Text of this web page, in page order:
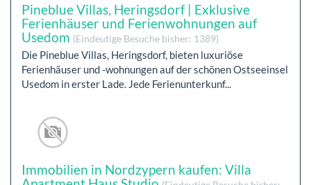
Pineblue Villas, Heringsdorf | Exklusive
Ferienhäuser und Ferienwohnungen auf
Usedom (Eindeutige Besuche bisher: 1389)
Die Pineblue Villas, Heringsdorf, bieten luxuriöse
Ferienhäuser und -wohnungen auf der schönen Ostseeinsel
Usedom in erster Lade. Jede Ferienunterkunf...
Immobilien in Nordzypern kaufen: Villa